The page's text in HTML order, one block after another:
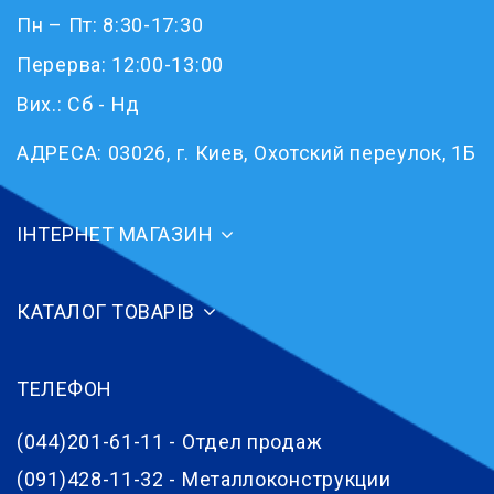
Пн – Пт: 8:30-17:30
Перерва: 12:00-13:00
Вих.: Сб - Нд
АДРЕСА: 03026, г. Киев, Охотский переулок, 1Б
ІНТЕРНЕТ МАГАЗИН
КАТАЛОГ ТОВАРІВ
ТЕЛЕФОН
(044)201-61-11 - Отдел продаж
(091)428-11-32 - Металлоконструкции